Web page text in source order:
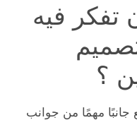
تفكر فيه
؟
جانبًا مهمًا من جوانب